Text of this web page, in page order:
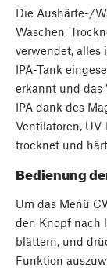
Die Aushärte-/
Waschen,
verwendet, alles
IPA-Tank
erkannt und das
IPA dank des
Ventilatoren,
trocknet und
Bedienung
Um das Menü
den Knopf nach
blättern, und
Funktion